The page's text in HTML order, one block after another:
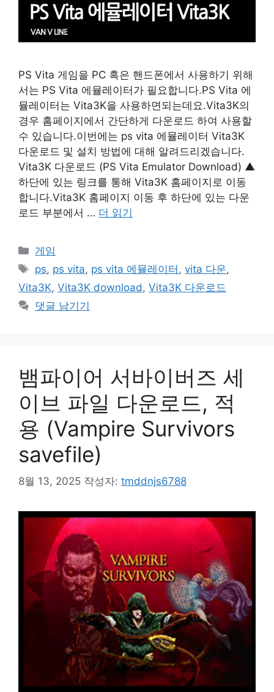
PS Vita 게임을 PC 혹은 핸드폰에서 사용하기 위해
서는 PS Vita 에뮬레이터가 필요합니다.PS Vita 에
뮬레이터는 Vita3K을 사용하면되는데요.Vita3K의
경우 홈페이지에서 간단하게 다운로드 하여 사용할
수 있습니다.이번에는 ps vita 에뮬레이터 Vita3K
다운로드 및 설치 방법에 대해 알려드리겠습니다.
Vita3K 다운로드 (PS Vita Emulator Download) ▲
하단에 있는 링크를 통해 Vita3K 홈페이지로 이동
합니다.Vita3K 홈페이지 이동 후 하단에 있는 다운
로드 부분에서 … 더 읽기
카
고
리
게임
태
그
ps, ps vita, ps vita 에뮬레이터 ,vita 다운,
Vita3K, Vita3K download , Vita3K 다운로드
댓글 남기기
뱀파이어 서바이버즈 세
이브 파일 다운로드, 적
용 (Vampire Survivors
savefile)
8월 13, 2025 작성자: tmddnjs6788